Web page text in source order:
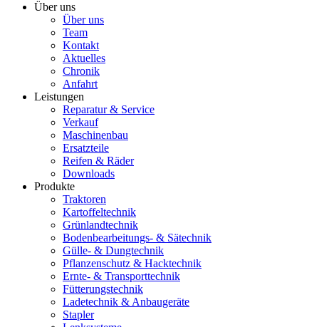
Über uns
Über uns
Team
Kontakt
Aktuelles
Chronik
Anfahrt
Leistungen
Reparatur & Service
Verkauf
Maschinenbau
Ersatzteile
Reifen & Räder
Downloads
Produkte
Traktoren
Kartoffeltechnik
Grünlandtechnik
Bodenbearbeitungs- & Sätechnik
Gülle- & Dungtechnik
Pflanzenschutz & Hacktechnik
Ernte- & Transporttechnik
Fütterungstechnik
Ladetechnik & Anbaugeräte
Stapler